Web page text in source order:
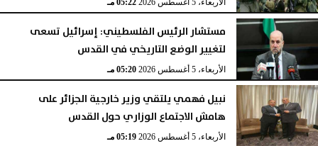
الأربعاء، 5 أغسطس 2026 05:22 مـ
مستشار الرئيس الفلسطيني: إسرائيل تسعى
لتغيير الوضع التاريخي في القدس
الأربعاء، 5 أغسطس 2026 05:20 مـ
نبيل فهمي يلتقي وزير خارجية الجزائر على
هامش الاجتماع الوزاري حول القدس
الأربعاء، 5 أغسطس 2026 05:19 مـ